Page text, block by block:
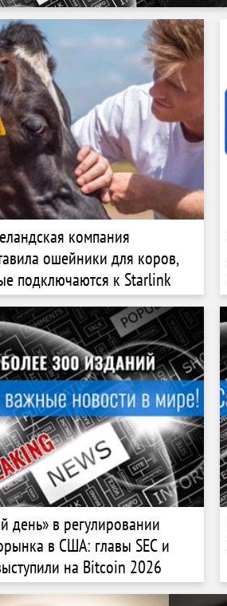
компания
ошейники для коров,
подключаются к Starlink
день» в регулировании
в США: главы SEC и
на Bitcoin 2026